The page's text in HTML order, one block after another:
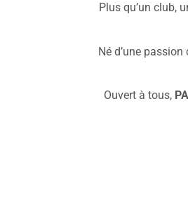
Plus qu’un club,
Né d’une
Ouvert à tous,